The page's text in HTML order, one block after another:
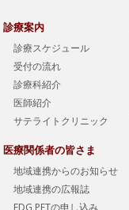
診療案内
診療スケジュール
受付の流れ
診療科紹介
医師紹介
サテライトクリニック
医療関係者の皆さま
地域連携からのお知らせ
地域連携の広報誌
FDG PETの申し込み